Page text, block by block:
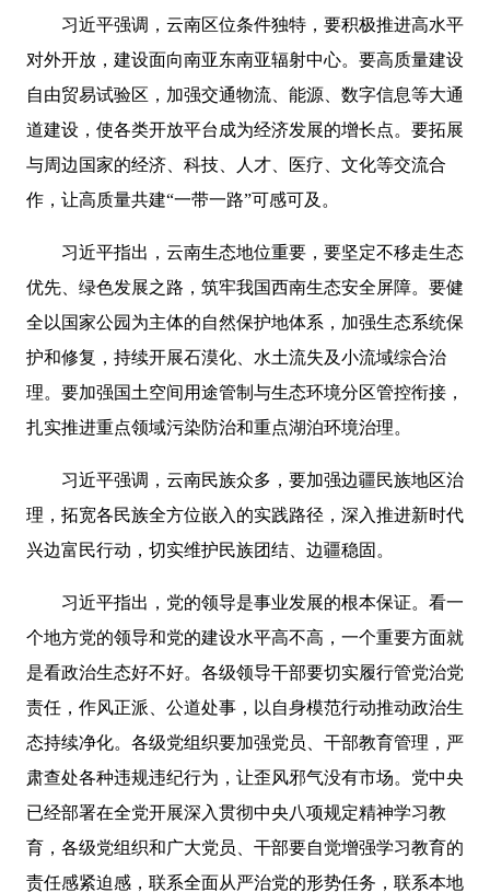
习近平强调，云南区位条件独特，要积极推进高水平
对外开放，建设面向南亚东南亚辐射中心。要高质量建设
自由贸易试验区，加强交通物流、能源、数字信息等大通
道建设，使各类开放平台成为经济发展的增长点。要拓展
与周边国家的经济、科技、人才、医疗、文化等交流合
作，让高质量共建“一带一路”可感可及。
习近平指出，云南生态地位重要，要坚定不移走生态
优先、绿色发展之路，筑牢我国西南生态安全屏障。要健
全以国家公园为主体的自然保护地体系，加强生态系统保
护和修复，持续开展石漠化、水土流失及小流域综合治
理。要加强国土空间用途管制与生态环境分区管控衔接，
扎实推进重点领域污染防治和重点湖泊环境治理。
习近平强调，云南民族众多，要加强边疆民族地区治
理，拓宽各民族全方位嵌入的实践路径，深入推进新时代
兴边富民行动，切实维护民族团结、边疆稳固。
习近平指出，党的领导是事业发展的根本保证。看一
个地方党的领导和党的建设水平高不高，一个重要方面就
是看政治生态好不好。各级领导干部要切实履行管党治党
责任，作风正派、公道处事，以自身模范行动推动政治生
态持续净化。各级党组织要加强党员、干部教育管理，严
肃查处各种违规违纪行为，让歪风邪气没有市场。党中央
已经部署在全党开展深入贯彻中央八项规定精神学习教
育，各级党组织和广大党员、干部要自觉增强学习教育的
责任感紧迫感，联系全面从严治党的形势任务，联系本地